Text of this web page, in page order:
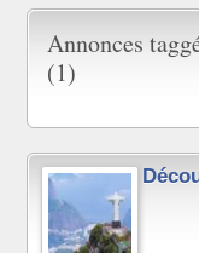
Annonces
(1)